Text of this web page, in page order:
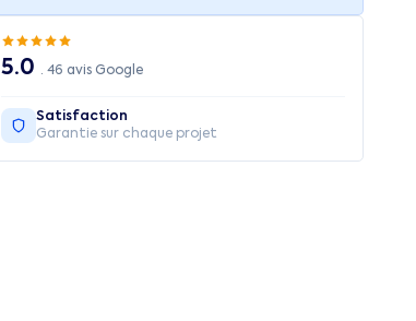
5.0 · 46 avis Google
Satisfaction
Garantie sur chaque projet